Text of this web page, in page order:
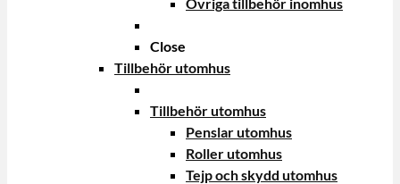
Close
Tillbehör utomhus
Tillbehör utomhus
Penslar utomhus
Roller utomhus
Tejp och skydd utomhus